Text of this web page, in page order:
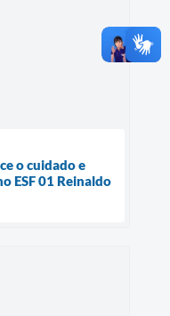
o cuidado e
ESF 01 Reinaldo